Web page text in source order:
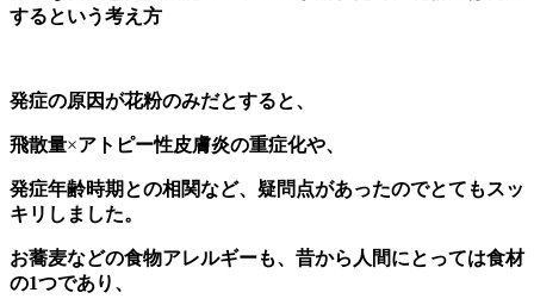
するという考え方
発症の原因が花粉のみだとすると、
飛散量×アトピー性皮膚炎の重症化や、
発症年齢時期との相関など、疑問点があったのでとてもスッ
キリしました。
お蕎麦などの食物アレルギーも、昔から人間にとっては食材
の1つであり、